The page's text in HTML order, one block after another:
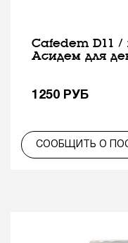
Cafedem D11
Асидем для
1250 РУБ
СООБЩИТЬ О